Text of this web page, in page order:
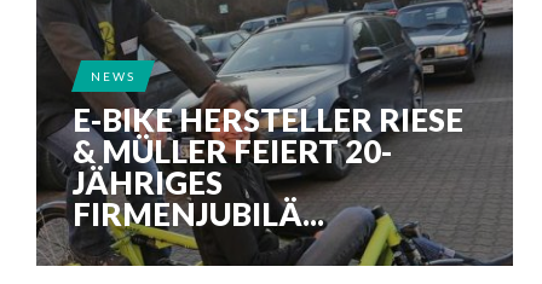
NEWS
E-BIKE HERSTELLER RIESE
& MÜLLER FEIERT 20-
JÄHRIGES
FIRMENJUBILÄ...